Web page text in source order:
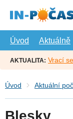
hlavní
Úvod
Aktuálně
AKTUALITA: Vrací
Úvod Aktuální
Blesky